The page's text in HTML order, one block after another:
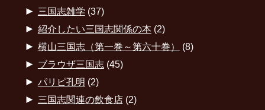
► 三国志雑学 (37)
► 紹介したい三国志関係の本(2)
► 横山三国志（第一巻～第六十巻） (8)
► ブラウザ三国志(45)
► パリピ孔明 (2)
► 三国志関連の飲食店(2)